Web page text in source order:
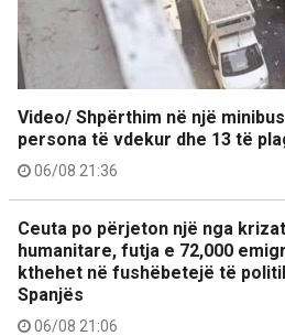
Video/ Shpërthim në një
persona të vdekur dhe 13 të
06/08 21:36
Ceuta po përjeton një nga
humanitare, futja e 72,000
kthehet në fushëbetejë të
Spanjës
06/08 21:06